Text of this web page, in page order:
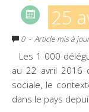
25
0 - Article mis à
Les 1 000
au 22 avril 2016
sociale, le
dans le pays